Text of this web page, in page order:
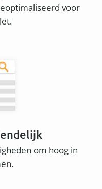
voor
om hoog in